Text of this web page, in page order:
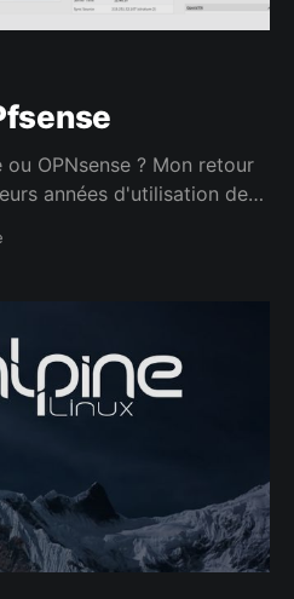
OPNsense ? Mon retour
années d'utilisation des